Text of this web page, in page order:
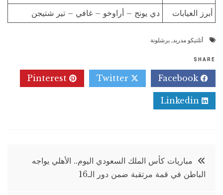
أبرز الغيابات
دي يونج – أراوخو – غافي – تير شتيجن
أتلتيكو مدريد, برشلونة
SHARE
Facebook
تصفّح
المقالات
مباريات كأس الملك السعودي اليوم.. الأهلي يواجه
الباطن في قمة مرتقبة ضمن دور الـ16